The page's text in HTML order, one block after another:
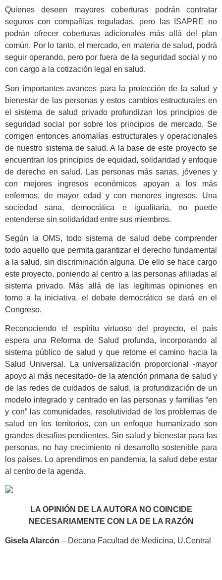
Quienes deseen mayores coberturas podrán contratar
seguros con compañías reguladas, pero las ISAPRE no
podrán ofrecer coberturas adicionales más allá del plan
común. Por lo tanto, el mercado, en materia de salud, podrá
seguir operando, pero por fuera de la seguridad social y no
con cargo a la cotización legal en salud.
Son importantes avances para la protección de la salud y
bienestar de las personas y estos cambios estructurales en
el sistema de salud privado profundizan los principios de
seguridad social por sobre los principios de mercado. Se
corrigen entonces anomalías estructurales y operacionales
de nuestro sistema de salud. A la base de este proyecto se
encuentran los principios de equidad, solidaridad y enfoque
de derecho en salud. Las personas más sanas, jóvenes y
con mejores ingresos económicos apoyan a los más
enfermos, de mayor edad y con menores ingresos. Una
sociedad sana, democrática e igualitaria, no puede
entenderse sin solidaridad entre sus miembros.
Según la OMS, todo sistema de salud debe comprender
todo aquello que permita garantizar el derecho fundamental
a la salud, sin discriminación alguna. De ello se hace cargo
este proyecto, poniendo al centro a las personas afiliadas al
sistema privado. Más allá de las legítimas opiniones en
torno a la iniciativa, el debate democrático se dará en el
Congreso.
Reconociendo el espíritu virtuoso del proyecto, el país
espera una Reforma de Salud profunda, incorporando al
sistema público de salud y que retome el camino hacia la
Salud Universal. La universalización proporcional -mayor
apoyo al más necesitado- de la atención primaria de salud y
de las redes de cuidados de salud, la profundización de un
modelo integrado y centrado en las personas y familias “en
y con” las comunidades, resolutividad de los problemas de
salud en los territorios, con un enfoque humanizado son
grandes desafíos pendientes. Sin salud y bienestar para las
personas, no hay crecimiento ni desarrollo sostenible para
los países. Lo aprendimos en pandemia, la salud debe estar
al centro de la agenda.
LA OPINIÓN DE LA AUTORA NO COINCIDE
NECESARIAMENTE CON LA DE LA RAZÓN
Gisela Alarcón – Decana Facultad de Medicina, U.Central